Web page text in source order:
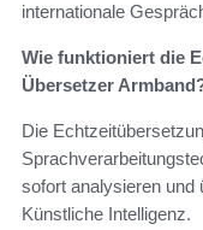
internationale
Wie funktioniert die
Übersetzer
Die
sofort analysieren und
Künstliche Intelligenz.